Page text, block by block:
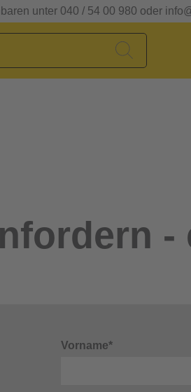
unter 040 / 54 00 980 oder
Vorname*